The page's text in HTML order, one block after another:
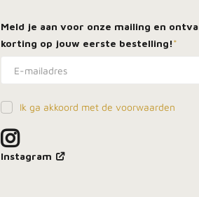
Meld je aan voor onze mailing en
korting op jouw eerste bestelling!*
Ik ga akkoord met de voorwaarden
Instagram